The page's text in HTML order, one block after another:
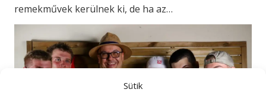
Sütik
remekművek kerülnek ki, de ha az…